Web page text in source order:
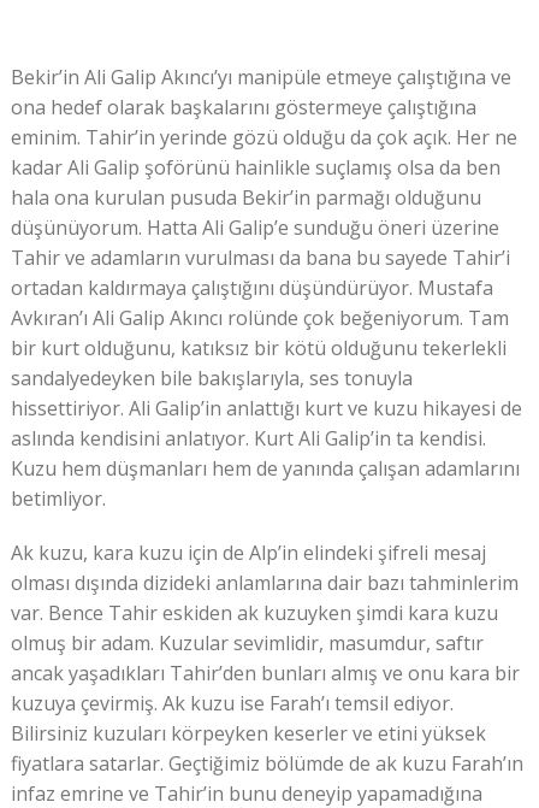
Bekir’in Ali Galip Akıncı’yı manipüle etmeye çalıştığına ve
ona hedef olarak başkalarını göstermeye çalıştığına
eminim. Tahir’in yerinde gözü olduğu da çok açık. Her ne
kadar Ali Galip şoförünü hainlikle suçlamış olsa da ben
hala ona kurulan pusuda Bekir’in parmağı olduğunu
düşünüyorum. Hatta Ali Galip’e sunduğu öneri üzerine
Tahir ve adamların vurulması da bana bu sayede Tahir’i
ortadan kaldırmaya çalıştığını düşündürüyor. Mustafa
Avkıran’ı Ali Galip Akıncı rolünde çok beğeniyorum. Tam
bir kurt olduğunu, katıksız bir kötü olduğunu tekerlekli
sandalyedeyken bile bakışlarıyla, ses tonuyla
hissettiriyor. Ali Galip’in anlattığı kurt ve kuzu hikayesi de
aslında kendisini anlatıyor. Kurt Ali Galip’in ta kendisi.
Kuzu hem düşmanları hem de yanında çalışan adamlarını
betimliyor.
Ak kuzu, kara kuzu için de Alp’in elindeki şifreli mesaj
olması dışında dizideki anlamlarına dair bazı tahminlerim
var. Bence Tahir eskiden ak kuzuyken şimdi kara kuzu
olmuş bir adam. Kuzular sevimlidir, masumdur, saftır
ancak yaşadıkları Tahir’den bunları almış ve onu kara bir
kuzuya çevirmiş. Ak kuzu ise Farah’ı temsil ediyor.
Bilirsiniz kuzuları körpeyken keserler ve etini yüksek
fiyatlara satarlar. Geçtiğimiz bölümde de ak kuzu Farah’ın
infaz emrine ve Tahir’in bunu deneyip yapamadığına